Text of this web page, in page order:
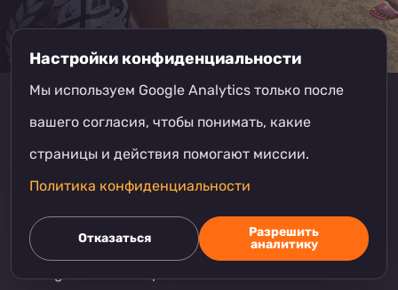
Настройки конфиденциальности
Мы используем Google Analytics только после
вашего согласия, чтобы понимать, какие
страницы и действия помогают миссии.
Политика конфиденциальности
Отказаться
Разрешить
аналитику